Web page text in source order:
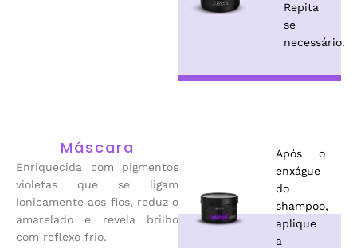
Repita
se
necessário.
Máscara
Enriquecida com pigmentos
violetas que se ligam
ionicamente aos fios, reduz o
amarelado e revela brilho
com reflexo frio.
Após o
enxágue
do
shampoo,
aplique
a